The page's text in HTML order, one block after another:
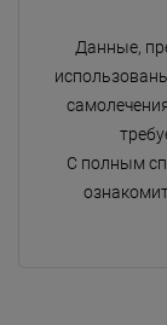
Данные,
С полным